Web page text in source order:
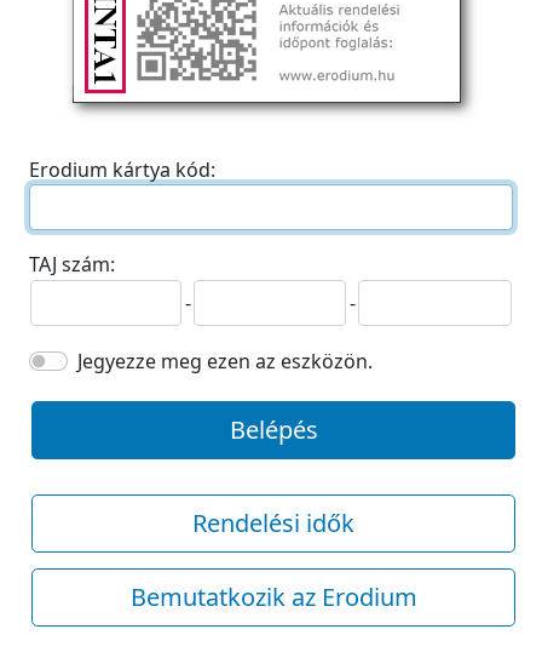
Erodium kártya kód:
TAJ szám:
-
-
Jegyezze meg ezen az eszközön.
Belépés
Rendelési idők
Bemutatkozik az Erodium